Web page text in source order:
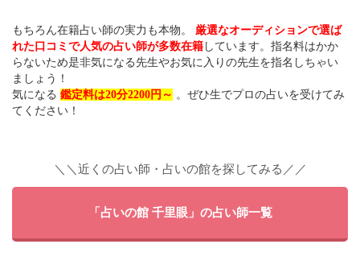
もちろん在籍占い師の実力も本物。
厳選なオーディションで選ば
れた口コミで人気の占い師が多数在籍 しています。指名料はかか
らないため是非気になる先生やお気に入りの先生を指名しちゃい
ましょう！
気になる 鑑定料は20分2200円～ 。ぜひ生でプロの占いを受けてみ
てください！
＼＼近くの占い師・占いの館を探してみる／／
「占いの館 千里眼」の占い師一覧